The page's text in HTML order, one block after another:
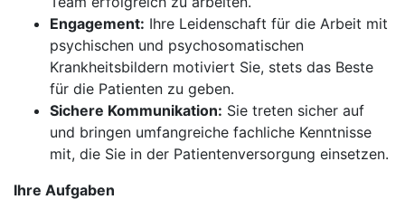
Engagement: Ihre Leidenschaft für die Arbeit mit
psychischen und psychosomatischen
Krankheitsbildern motiviert Sie, stets das Beste
für die Patienten zu geben.
Sichere Kommunikation: Sie treten sicher auf
und bringen umfangreiche fachliche Kenntnisse
mit, die Sie in der Patientenversorgung einsetzen.
Ihre Aufgaben